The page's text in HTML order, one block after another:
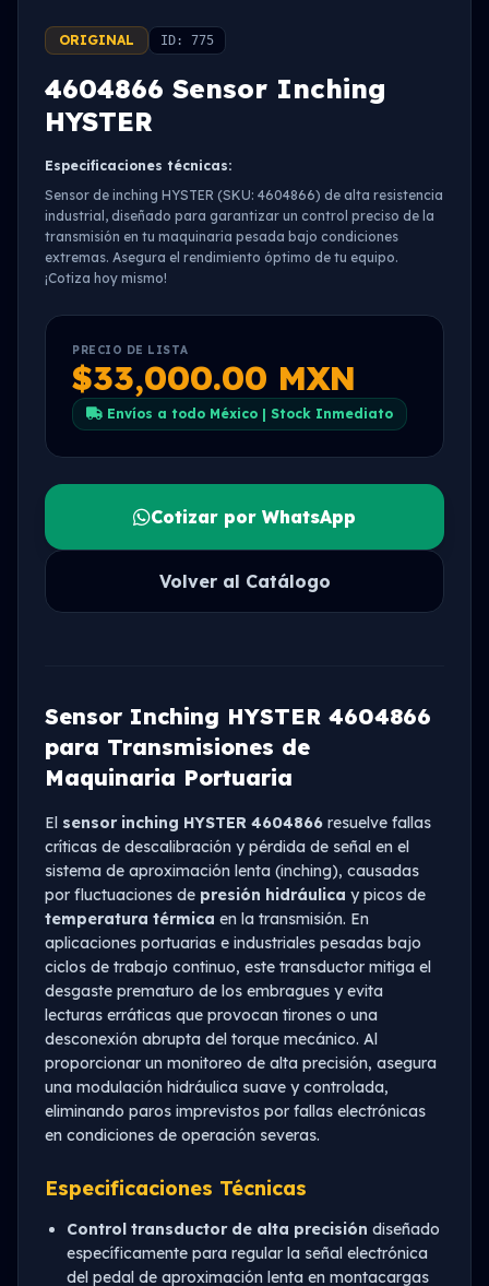
ORIGINAL ID: 775
4604866 Sensor Inching
HYSTER
Especificaciones técnicas:
Sensor de inching HYSTER (SKU: 4604866) de alta resistencia
industrial, diseñado para garantizar un control preciso de la
transmisión en tu maquinaria pesada bajo condiciones
extremas. Asegura el rendimiento óptimo de tu equipo.
¡Cotiza hoy mismo!
PRECIO DE LISTA
$33,000.00 MXN
Envíos a todo México | Stock Inmediato
Cotizar por WhatsApp
Volver al Catálogo
Sensor Inching HYSTER 4604866
para Transmisiones de
Maquinaria Portuaria
El sensor inching HYSTER 4604866 resuelve fallas
críticas de descalibración y pérdida de señal en el
sistema de aproximación lenta (inching), causadas
por fluctuaciones de presión hidráulica y picos de
temperatura térmica en la transmisión. En
aplicaciones portuarias e industriales pesadas bajo
ciclos de trabajo continuo, este transductor mitiga el
desgaste prematuro de los embragues y evita
lecturas erráticas que provocan tirones o una
desconexión abrupta del torque mecánico. Al
proporcionar un monitoreo de alta precisión, asegura
una modulación hidráulica suave y controlada,
eliminando paros imprevistos por fallas electrónicas
en condiciones de operación severas.
Especificaciones Técnicas
Control transductor de alta precisión diseñado
específicamente para regular la señal electrónica
del pedal de aproximación lenta en montacargas